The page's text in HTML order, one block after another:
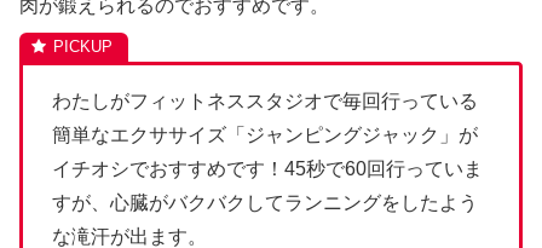
肉が鍛えられるのでおすすめです。
わたしがフィットネススタジオで毎回行っている
簡単なエクササイズ「ジャンピングジャック」が
イチオシでおすすめです！45秒で60回行っていま
すが、心臓がバクバクしてランニングをしたよう
な滝汗が出ます。